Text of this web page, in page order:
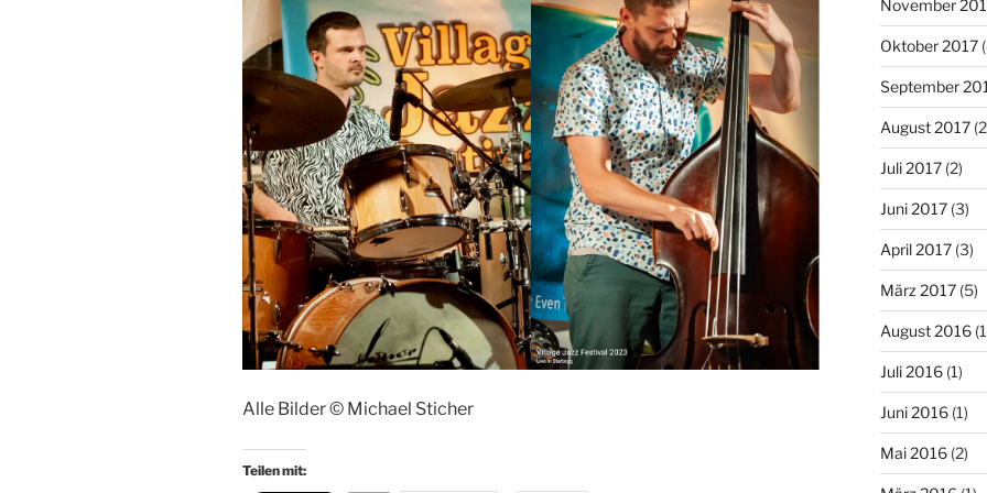
Alle Bilder © Michael Sticher
Teilen mit:
November
Oktober 2017
September
August 2017
Juli 2017(2)
Juni 2017(3)
April 2017(3)
März 2017(5)
August 2016
Juli 2016(1)
Juni 2016(1)
Mai 2016(2)